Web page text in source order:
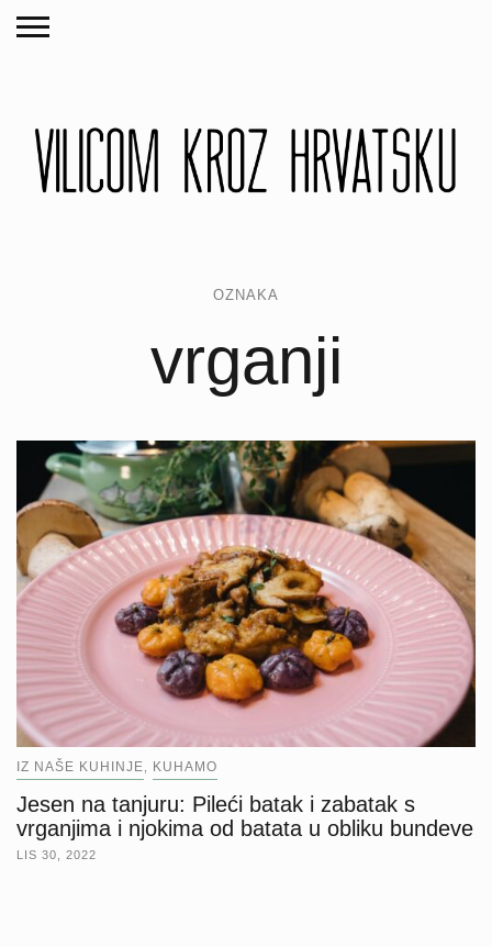
OZNAKA
vrganji
IZ NAŠE KUHINJE KUHAMO
Jesen na tanjuru: Pileći batak i zabatak s
vrganjima i njokima od batata u obliku bundeve
LIS 30, 2022